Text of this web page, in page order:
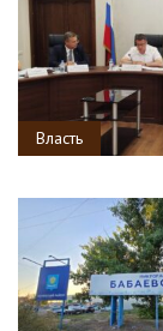
Власть